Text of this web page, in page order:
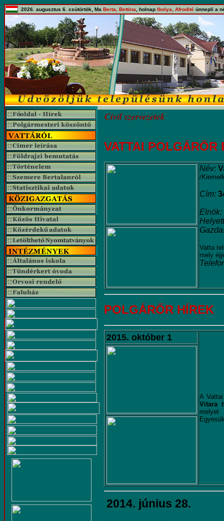
2026. augusztus 6. csütörtök, Ma Berta, Bettina , holnap Ibolya, Afrodité ünnepli a
Civil szervezetek
VATTAI POLGÁRŐR
Név:
/
Cím:
Elnök:
Vatta
mely
POLGÁRŐR HÍREK
2015. október 1
A
Vitara
melyet
2014. június 28.